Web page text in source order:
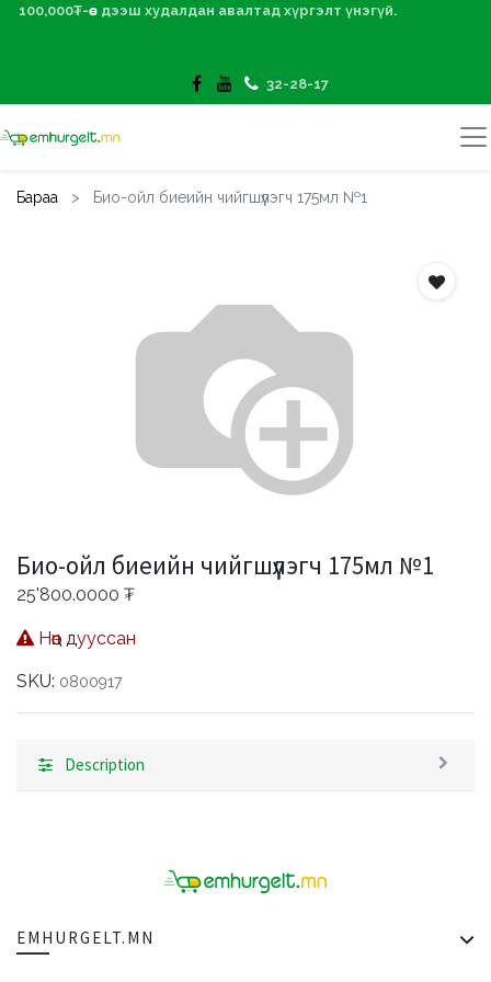
100,000₮-өөс дээш худалдан авалтад хүргэлт үнэгүй.
32-28-17
Бараа Био-ойл биеийн чийгшүүлэгч 175мл №1
Био-ойл биеийн чийгшүүлэгч 175мл №1
25'800.0000 ₮
Нөөц дууссан
SKU: 0800917
Description
EMHURGELT.MN